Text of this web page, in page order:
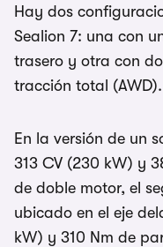
Hay dos
Sealion 7: una con
trasero y otra con
tracción total (AWD).
En la versión de un
313 CV (230 kW) y
de doble motor, el
ubicado en el eje
kW) y 310 Nm de